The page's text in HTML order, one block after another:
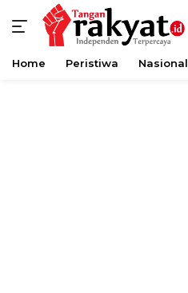
Langsung
Home Peristiwa Nasional